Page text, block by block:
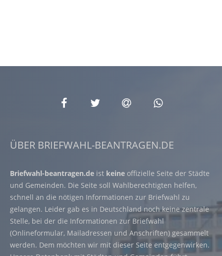
ÜBER BRIEFWAHL-BEANTRAGEN.DE
Briefwahl-beantragen.de ist keine offizielle Seite der Städte
und Gemeinden. Die Seite soll Wahlberechtigten helfen,
schnell an die nötigen Informationen zur Briefwahl zu
gelangen. Leider gab es in Deutschland noch keine zentrale
Stelle, bei der die Informationen zur Briefwahl
(Onlineformular, Mailadressen und Anschriften) gesammelt
werden. Dem möchten wir mit dieser Seite entgegenwirken.